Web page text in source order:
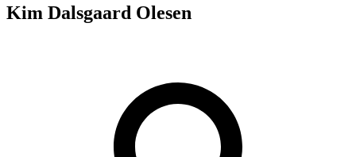
Kim Dalsgaard Olesen